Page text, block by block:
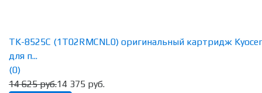
TK-8525C (1T02RMCNL0) оригинальный картридж
для п...
(0)
14 625 руб.14 375 руб.